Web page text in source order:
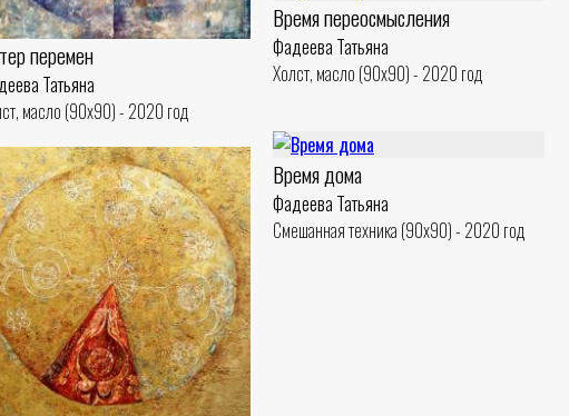
перемен
Татьяна
масло (90x90) - 2020 год
Время переосмысления
Фадеева Татьяна
Холст, масло (90x90) - 2020 год
Время дома
Фадеева Татьяна
Смешанная техника (90x90) - 2020 год